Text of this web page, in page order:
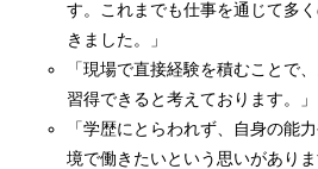
す。これまでも仕事を通じて多
きました。」
「現場で直接経験を積むことで
習得できると考えております。」
「学歴にとらわれず、自身の能
境で働きたいという思いがありま